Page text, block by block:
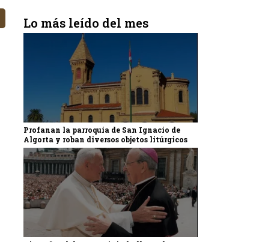
Lo más leído del mes
Profanan la parroquia de San Ignacio de
Algorta y roban diversos objetos litúrgicos